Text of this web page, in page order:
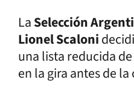
LaSelección
Lionel Scaloni
una lista reducida
en la gira antes de